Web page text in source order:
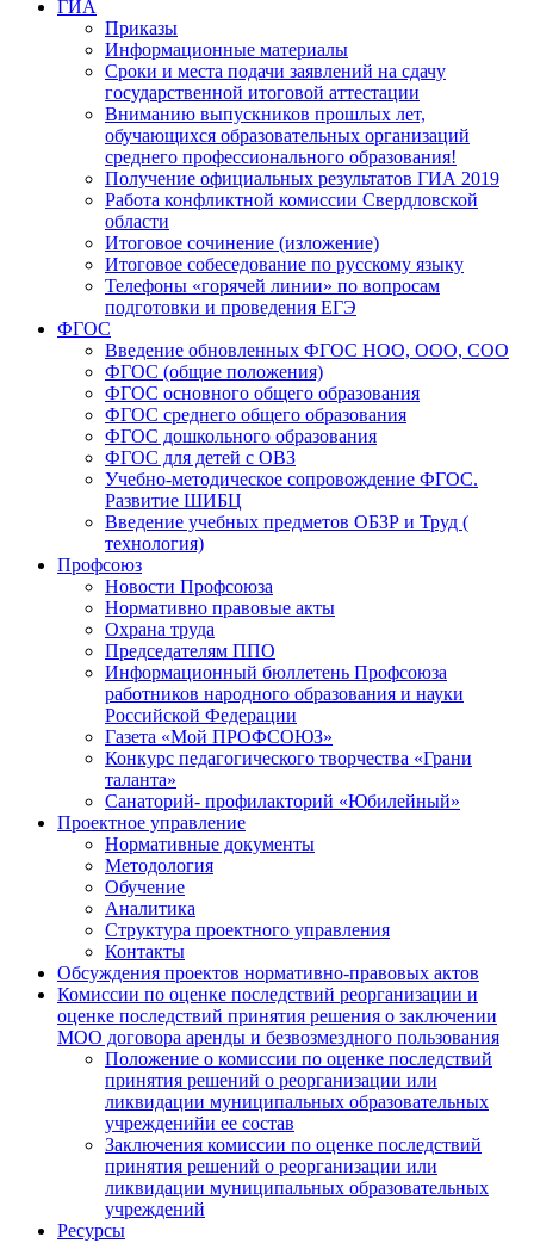
ГИА
Приказы
Информационные материалы
Сроки и места подачи заявлений на сдачу
государственной итоговой аттестации
Вниманию выпускников прошлых лет,
обучающихся образовательных организаций
среднего профессионального образования!
Получение официальных результатов ГИА 2019
Работа конфликтной комиссии Свердловской
области
Итоговое сочинение (изложение)
Итоговое собеседование по русскому языку
Телефоны «горячей линии» по вопросам
подготовки и проведения ЕГЭ
ФГОС
Введение обновленных ФГОС НОО, ООО, СОО
ФГОС (общие положения)
ФГОС основного общего образования
ФГОС среднего общего образования
ФГОС дошкольного образования
ФГОС для детей с ОВЗ
Учебно-методическое сопровождение ФГОС.
Развитие ШИБЦ
Введение учебных предметов ОБЗР и Труд (
технология)
Профсоюз
Новости Профсоюза
Нормативно правовые акты
Охрана труда
Председателям ППО
Информационный бюллетень Профсоюза
работников народного образования и науки
Российской Федерации
Газета «Мой ПРОФСОЮЗ»
Конкурс педагогического творчества «Грани
таланта»
Санаторий- профилакторий «Юбилейный»
Проектное управление
Нормативные документы
Методология
Обучение
Аналитика
Структура проектного управления
Контакты
Обсуждения проектов нормативно-правовых актов
Комиссии по оценке последствий реорганизации и
оценке последствий принятия решения о заключении
МОО договора аренды и безвозмездного пользования
Положение о комиссии по оценке последствий
принятия решений о реорганизации или
ликвидации муниципальных образовательных
учрежденийи ее состав
Заключения комиссии по оценке последствий
принятия решений о реорганизации или
ликвидации муниципальных образовательных
учреждений
Ресурсы